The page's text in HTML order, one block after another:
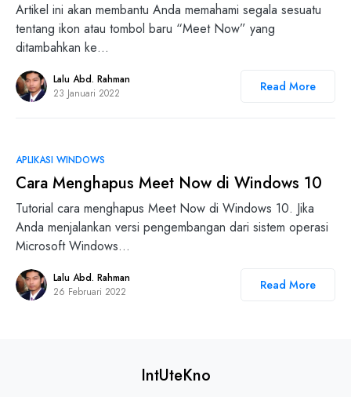
Artikel ini akan membantu Anda memahami segala sesuatu
tentang ikon atau tombol baru “Meet Now” yang
ditambahkan ke…
Lalu Abd. Rahman
23 Januari 2022
Read More
APLIKASI WINDOWS
Cara Menghapus Meet Now di Windows 10
Tutorial cara menghapus Meet Now di Windows 10. Jika
Anda menjalankan versi pengembangan dari sistem operasi
Microsoft Windows…
Lalu Abd. Rahman
26 Februari 2022
Read More
IntUteKno